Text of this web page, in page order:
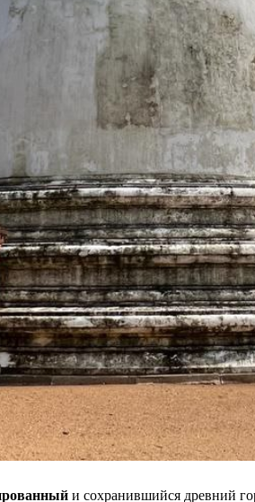
и сохранившийся древний